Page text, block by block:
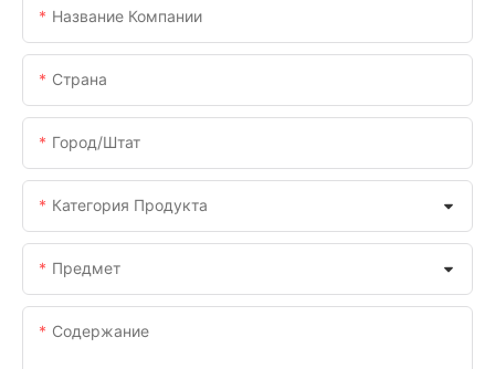
Название Компании
Страна
Город/штат
Категория Продукта
Предмет
Содержание